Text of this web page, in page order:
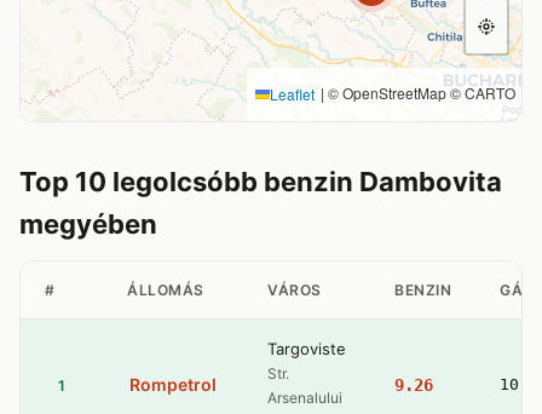
Leaflet | © OpenStreetMap © CARTO
Top 10 legolcsóbb benzin Dambovita
megyében
# ÁLLOMÁS VÁROS BENZIN
1 Rompetrol
Targoviste
Str.
Arsenalului
9.26